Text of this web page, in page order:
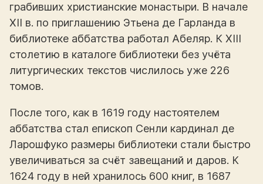
грабивших христианские монастыри. В начале
XII в. по приглашению Этьена де Гарланда в
библиотеке аббатства работал Абеляр. К XIII
столетию в каталоге библиотеки без учёта
литургических текстов числилось уже 226
томов.
После того, как в 1619 году настоятелем
аббатства стал епископ Сенли кардинал де
Ларошфуко размеры библиотеки стали быстро
увеличиваться за счёт завещаний и даров. К
1624 году в ней хранилось 600 книг, в 1687